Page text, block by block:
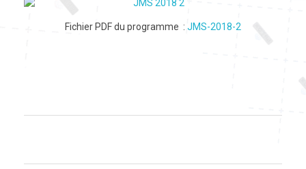
Fichier PDF du programme : JMS-2018-2